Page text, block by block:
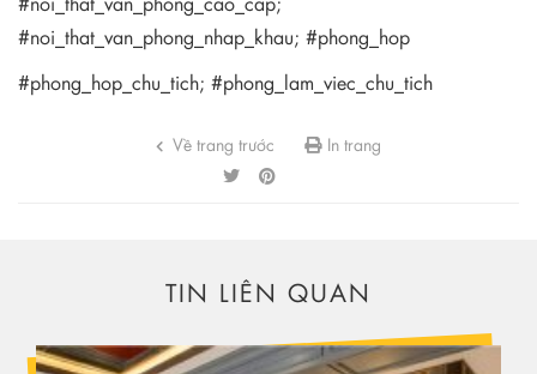
#noi_that_van_phong_nhap_khau; #phong_hop
#phong_hop_chu_tich; #phong_lam_viec_chu_tich
Về trang trước In trang
TIN LIÊN QUAN